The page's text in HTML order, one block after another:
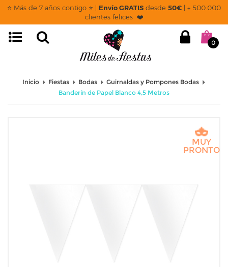
⭐ Más de 7 años contigo ⭐ | Envío GRATIS desde 50€ | + 500.000
clientes felices ❤️
0
Inicio Fiestas Bodas
Guirnaldas y Pompones Bodas
Banderín de Papel Blanco 4,5 Metros
MUY
PRONTO